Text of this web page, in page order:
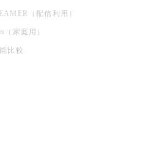
（配信利用）
家庭用）
比較